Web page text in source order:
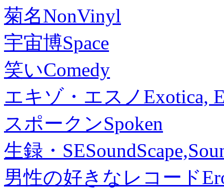
菊名NonVinyl
宇宙博Space
笑いComedy
エキゾ・エスノ Exotica,
スポークンSpoken
生録・SE
男性の好きなレコード